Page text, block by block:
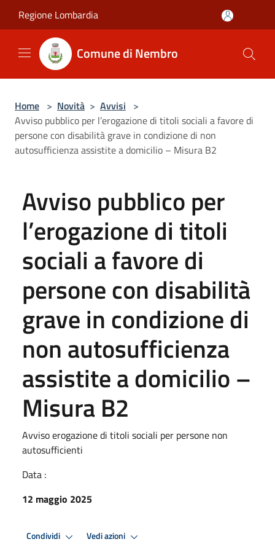
Regione Lombardia
Comune di Nembro
Home > Novità > Avvisi >
Avviso pubblico per l’erogazione di titoli sociali a favore di
persone con disabilità grave in condizione di non
autosufficienza assistite a domicilio – Misura B2
Avviso pubblico per
l’erogazione di titoli
sociali a favore di
persone con disabilità
grave in condizione di
non autosufficienza
assistite a domicilio –
Misura B2
Avviso erogazione di titoli sociali per persone non
autosufficienti
Data :
12 maggio 2025
Condividi Vedi azioni